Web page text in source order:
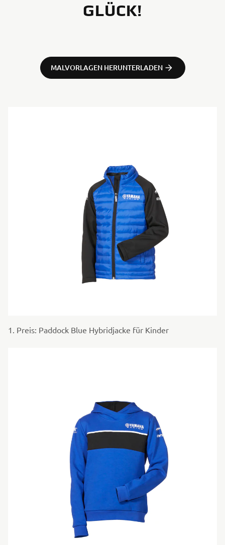
GLÜCK!
MALVORLAGEN HERUNTERLADEN
1. Preis: Paddock Blue Hybridjacke für Kinder